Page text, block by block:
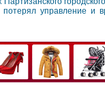
управление и